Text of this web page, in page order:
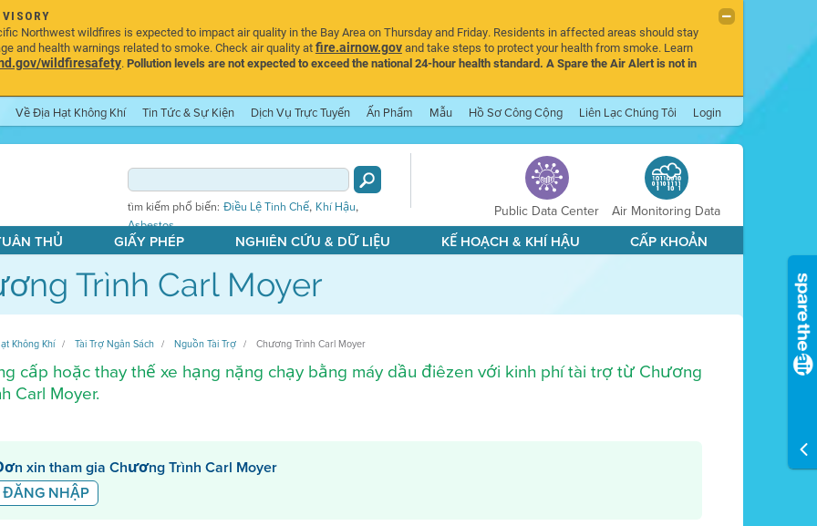
Northwest wildfires is expected to impact air quality in the Bay Area on Thursday and Friday. Residents in affected areas should stay
and health warnings related to smoke. Check air quality atfire.airnow.govand take steps to protect your health from smoke. Learn
wildfiresafety.Pollution levels are not expected to exceed the national 24-hour health standard. A Spare the Air Alert is not in
Về Địa Hạt Không Khí Tin Tức & Sự Kiện Dịch Vụ Trực Tuyến Ấn Phẩm Mẫu Hồ Sơ Công Cộng Liên Lạc Chúng Tôi Login
tìm kiếm phổ biến: Điều Lệ Tinh Chế, Khí Hậu,
Asbestos
Public Data Center Air Monitoring Data
THỦ GIẤY PHÉP NGHIÊN CỨU & DỮ LIỆU KẾ HOẠCH & KHÍ HẬU CẤP KHOẢN
Trình Carl Moyer
Không Khí Tài Trợ Ngân Sách Nguồn Tài Trợ Chương Trình Carl Moyer
cấp hoặc thay thế xe hạng nặng chạy bằng máy dầu điêzen với kinh phí tài trợ từ Chương
Carl Moyer.
xin tham gia Chương Trình Carl Moyer
ĐĂNG NHẬP